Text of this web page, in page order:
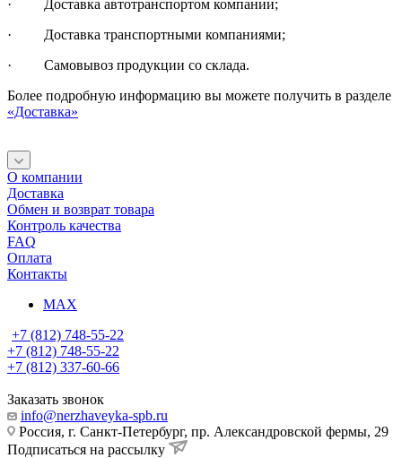
· Доставка автотранспортом компании;
· Доставка транспортными компаниями;
· Самовывоз продукции со склада.
Более подробную информацию вы можете получить в разделе
«Доставка»
О компании
Доставка
Обмен и возврат товара
Контроль качества
FAQ
Оплата
Контакты
MAX
+7 (812) 748-55-22
+7 (812) 748-55-22
+7 (812) 337-60-66
Заказать звонок
info@nerzhaveyka-spb.ru
Россия, г. Санкт-Петербург, пр. Александровской фермы, 29
Подписаться на рассылку